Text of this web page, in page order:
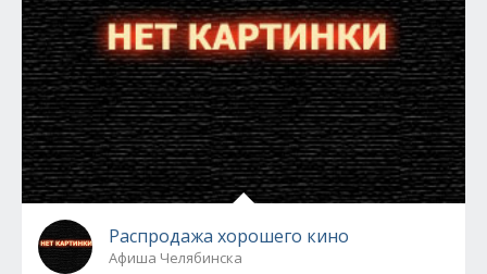
Распродажа хорошего кино
Афиша Челябинска